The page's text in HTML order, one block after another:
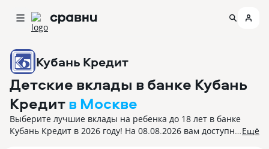
Кубань Кредит
Детские вклады в банке Кубань
Кредитв Москве
Выберите лучшие вклады на ребенка до 18 лет в банке
Кубань Кредит в 2026 году! На 08.08.2026 вам доступно Ещё